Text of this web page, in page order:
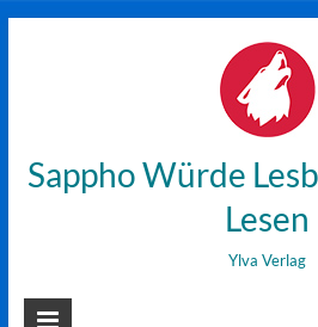
Sappho Würde
Lesen
Ylva Verlag